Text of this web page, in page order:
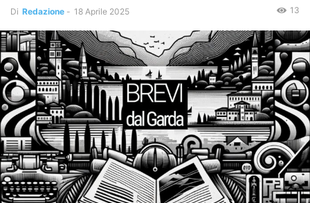
Di Redazione - 18 Aprile 2025 13